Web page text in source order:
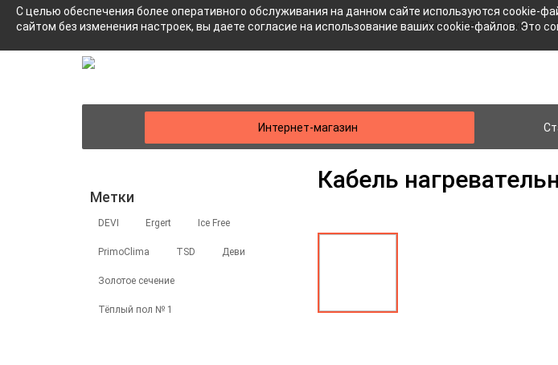
Присылайте заявки на e-
Интернет-магазин
Метки
DEVI Ergert Ice Free
PrimoClima TSD Деви
Золотое сечение
Тёплый пол № 1
Кабель
С целью обеспечения более оперативного обслуживания на данном сайте используются cookie-
сайтом без изменения настроек, вы даете согласие на использование ваших cookie-файлов. Это